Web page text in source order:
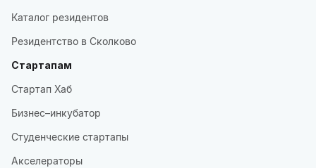
Каталог резидентов
Резидентство в Сколково
Стартапам
Стартап Хаб
Бизнес–инкубатор
Студенческие стартапы
Акселераторы